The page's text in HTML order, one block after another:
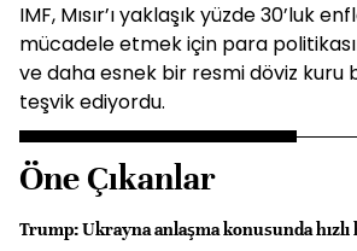
IMF, Mısır’ı yaklaşık yüzde 30’luk
mücadele etmek için para
ve daha esnek bir resmi döviz kuru
teşvik ediyordu.
Öne Çıkanlar
Trump: Ukrayna anlaşma konusunda